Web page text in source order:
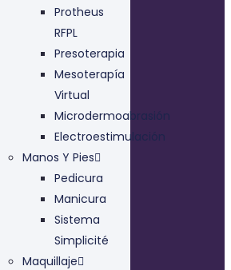
Protheus
RFPL
Presoterapia
Mesoterapía
Virtual
Microdermoabrasión
Electroestimulación
Manos Y Pies
Pedicura
Manicura
Sistema
Simplicité
Maquillaje